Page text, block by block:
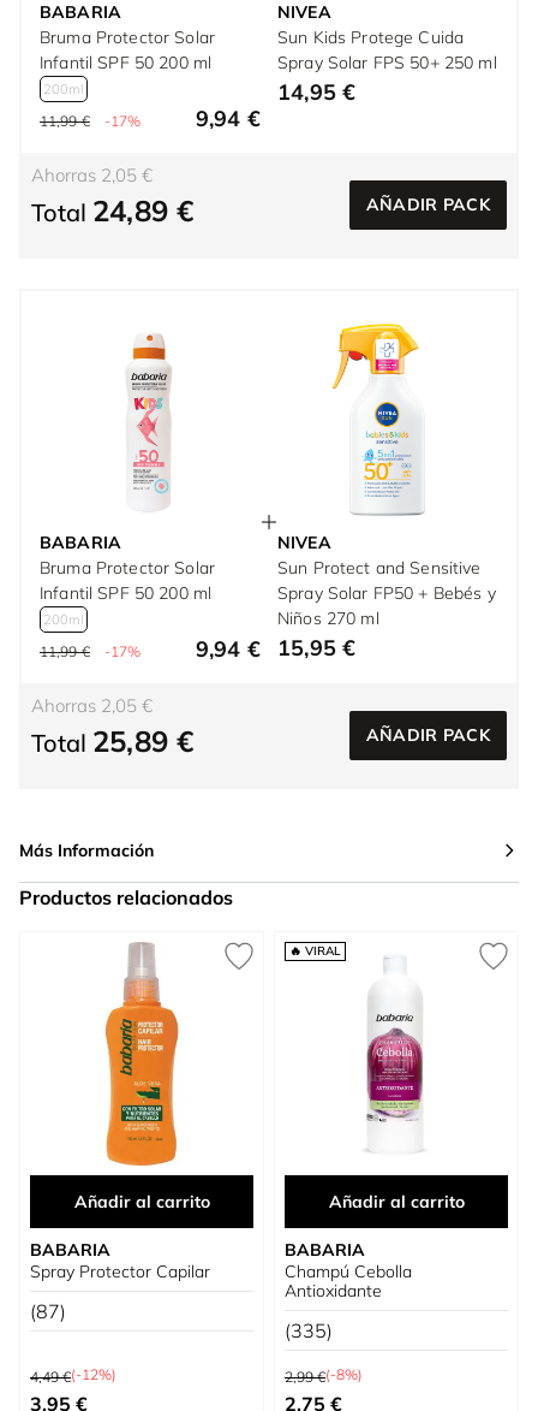
BABARIA
Bruma Protector Solar
Infantil SPF 50 200 ml
200ml
11,99 € -17% 9,94 €
NIVEA
Sun Kids Protege Cuida
Spray Solar FPS 50+ 250 ml
14,95 €
Ahorras 2,05 €
Total 24,89 € AÑADIR PACK
BABARIA
Bruma Protector Solar
Infantil SPF 50 200 ml
200ml
11,99 € -17% 9,94 €
NIVEA
Sun Protect and Sensitive
Spray Solar FP50 + Bebés y
Niños 270 ml
15,95 €
Ahorras 2,05 €
Total 25,89 € AÑADIR PACK
Más Información
Productos relacionados
Press to skip carousel
Añadir al carrito
BABARIA
Spray Protector Capilar
(87)
Precio habitual
4,49 €(-12%)
Precio especial
3,95 €
🔥 VIRAL
Añadir al carrito
BABARIA
Champú Cebolla
Antioxidante
(335)
Precio habitual
2,99 €(-8%)
Precio especial
2,75 €